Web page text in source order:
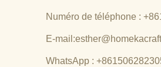
Numéro de téléphone :
E-mail:
WhatsApp :